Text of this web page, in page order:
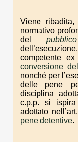
Viene
normativo
del
competente
conversione
nonché per
delle pene
disciplina
c.p.p. si
adottato nell’art.
pene detentive.